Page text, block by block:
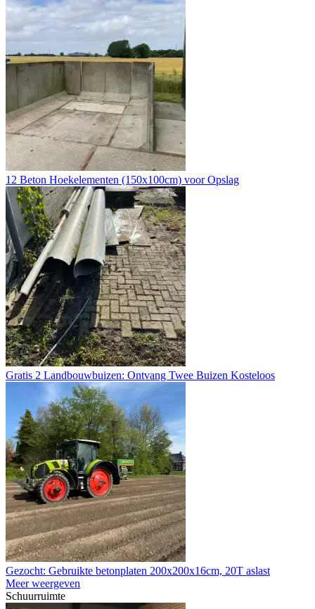
12 Beton Hoekelementen (150x100cm) voor Opslag
Gratis 2 Landbouwbuizen: Ontvang Twee Buizen Kosteloos
Gezocht: Gebruikte betonplaten 200x200x16cm, 20T aslast
Meer weergeven
Schuurruimte